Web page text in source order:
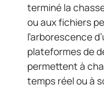
terminé la
ou aux fichiers
l’arborescence
plateformes de
permettent à
temps réel ou à